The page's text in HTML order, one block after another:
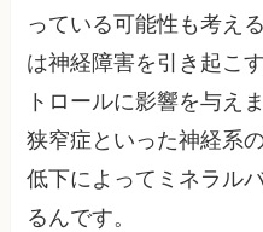
っている可能性も考え
は神経障害を引き起こ
トロールに影響を与え
狭窄症といった神経系
低下によってミネラル
るんです。